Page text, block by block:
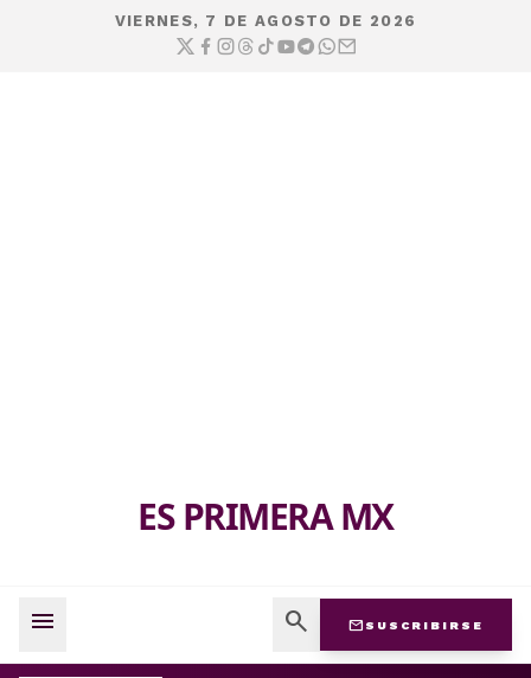
VIERNES, 7 DE AGOSTO DE 2026
ES PRIMERA MX
menu search mail SUSCRIBIRSE